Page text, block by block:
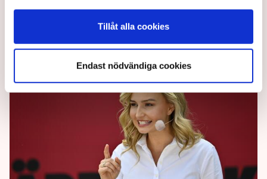
Tillåt alla cookies
Endast nödvändiga cookies
till TN.